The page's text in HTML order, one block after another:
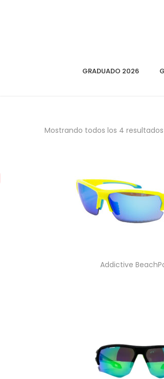
GRADUADO 2026
Mostrando todos los 4 resultados
Addictive